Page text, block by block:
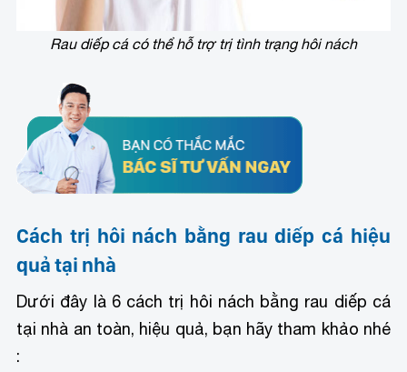
Rau diếp cá có thể hỗ trợ trị tình trạng hôi nách
Cách trị hôi nách bằng rau diếp cá hiệu
quả tại nhà
Dưới đây là 6 cách trị hôi nách bằng rau diếp cá
tại nhà an toàn, hiệu quả, bạn hãy tham khảo nhé
: